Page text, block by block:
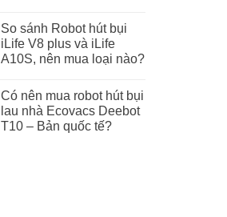
So sánh Robot hút bụi
iLife V8 plus và iLife
A10S, nên mua loại nào?
Có nên mua robot hút bụi
lau nhà Ecovacs Deebot
T10 – Bản quốc tế?